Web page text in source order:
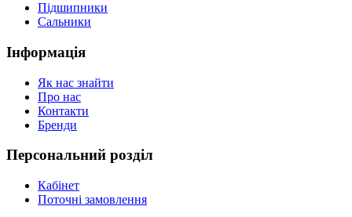
Підшипники
Сальники
Інформація
Як нас знайти
Про нас
Контакти
Бренди
Персональний розділ
Кабінет
Поточні замовлення